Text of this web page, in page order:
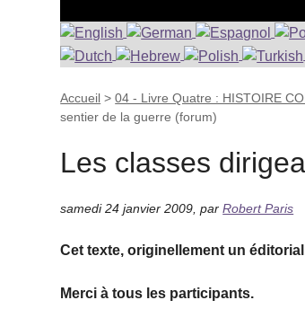
Accueil >04 - Livre Quatre : HISTOIRE
sentier de la guerre (forum)
Les classes
samedi 24 janvier 2009 ,parRobert Paris
Cet texte, originellement un
Merci à tous les participants.